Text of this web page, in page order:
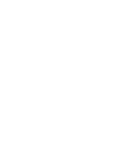
Du lịch Lâm Đồng.
Đồng
Hành chính tỉnh Lâm